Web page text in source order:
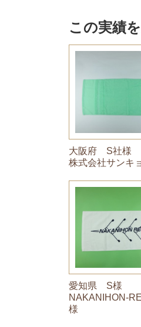
この実績
大阪府 S社様
株式会社サンキ
愛知県 S様
NAKANIHON-
様